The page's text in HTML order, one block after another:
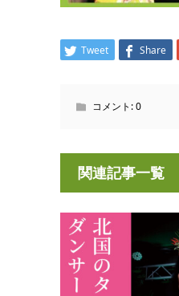
Tweet Share
コメント:0
関連記事一覧